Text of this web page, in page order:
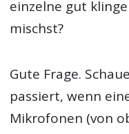
einzelne gut
mischst?
Gute Frage.
passiert, wenn
Mikrofonen (von